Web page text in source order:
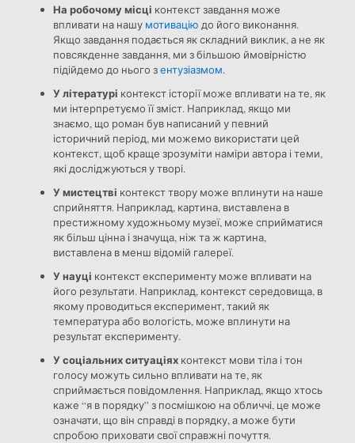
На робочому місці контекст завдання може
впливати на нашу мотивацію до його виконання.
Якщо завдання подається як складний виклик, а не як
повсякденне завдання, ми з більшою ймовірністю
підійдемо до нього зентузіазмом.
У літературі контекст історії може впливати на те, як
ми інтерпретуємо її зміст. Наприклад, якщо ми
знаємо, що роман був написаний у певний
історичний період, ми можемо використати цей
контекст, щоб краще зрозуміти наміри автора і теми,
які досліджуються у творі.
У мистецтві контекст твору може вплинути на наше
сприйняття. Наприклад, картина, виставлена в
престижному художньому музеї, може сприйматися
як більш цінна і значуща, ніж та ж картина,
виставлена в менш відомій галереї.
У науці контекст експерименту може впливати на
його результати. Наприклад, контекст середовища, в
якому проводиться експеримент, такий як
температура або вологість, може вплинути на
результат експерименту.
У соціальних ситуаціяхконтекст мови тіла і тон
голосу можуть сильно впливати на те, як
сприймається повідомлення. Наприклад, якщо хтось
каже “я в порядку” з посмішкою на обличчі, це може
означати, що він справді в порядку, а може бути
спробою приховати свої справжні почуття.